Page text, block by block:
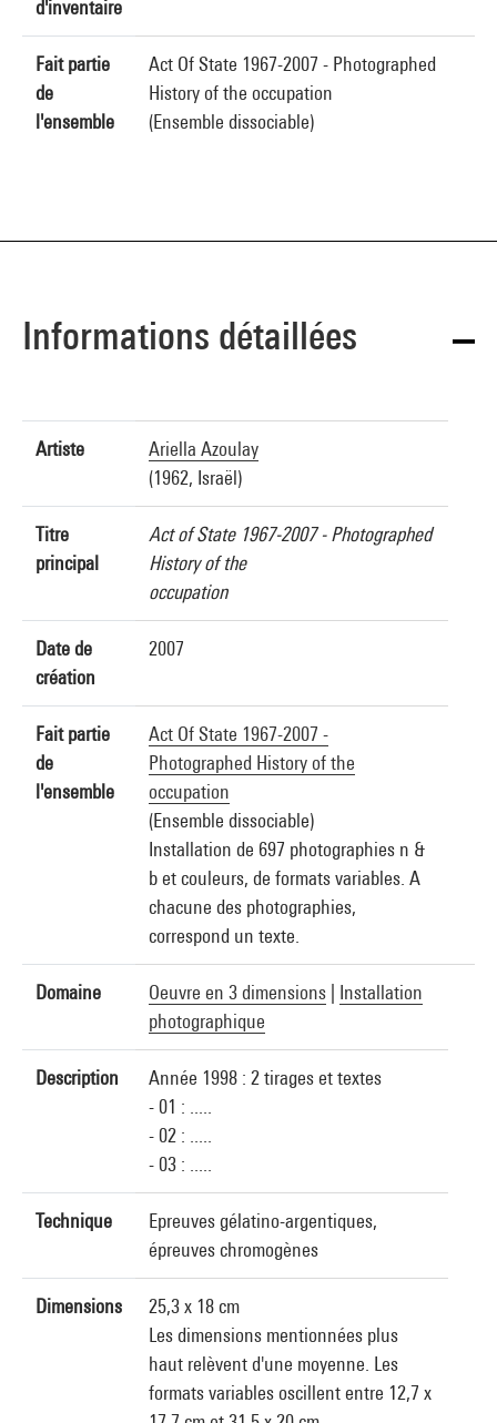
d'inventaire
Fait partie
de
l'ensemble
Act Of State 1967-2007 - Photographed
History of the occupation
(Ensemble dissociable)
Informations détaillées
Artiste
Ariella Azoulay
(1962, Israël)
Titre
principal
Act of State 1967-2007 - Photographed
History of the
occupation
Date de
création
2007
Fait partie
de
l'ensemble
Act Of State 1967-2007 -
Photographed History of the
occupation
(Ensemble dissociable)
Installation de 697 photographies n &
b et couleurs, de formats variables. A
chacune des photographies,
correspond un texte.
Domaine Oeuvre en 3 dimensions
Installation
photographique
Description
Année 1998 : 2 tirages et textes
- 01 : .....
- 02 : .....
- 03 : .....
Technique
Epreuves gélatino-argentiques,
épreuves chromogènes
Dimensions
25,3 x 18 cm
Les dimensions mentionnées plus
haut relèvent d'une moyenne. Les
formats variables oscillent entre 12,7 x